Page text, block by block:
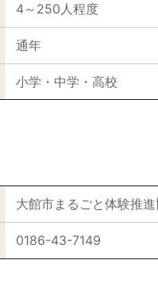
4～250人程度
通年
小学・中学・高校
大館市まるごと体験推
0186-43-7149